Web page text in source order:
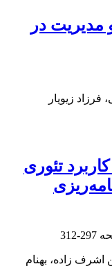
مدیریت در
زیویار
تئوری
297-312
زاده، بهنام